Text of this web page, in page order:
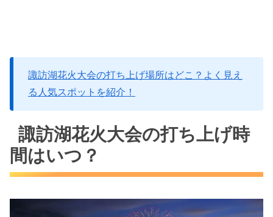
諏訪湖花火大会の打ち上げ場所はどこ？よく見え
る人気スポットを紹介！
諏訪湖花火大会の打ち上げ時
間はいつ？